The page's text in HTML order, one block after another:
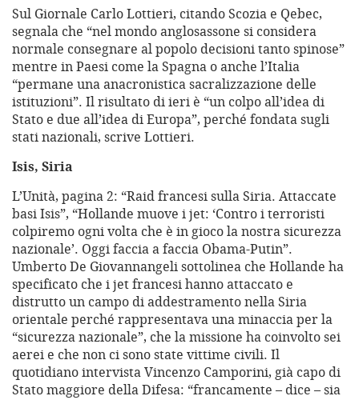
Sul Giornale Carlo Lottieri, citando Scozia e Qebec,
segnala che “nel mondo anglosassone si considera
normale consegnare al popolo decisioni tanto spinose”
mentre in Paesi come la Spagna o anche l’Italia
“permane una anacronistica sacralizzazione delle
istituzioni”. Il risultato di ieri è “un colpo all’idea di
Stato e due all’idea di Europa”, perché fondata sugli
stati nazionali, scrive Lottieri.
Isis, Siria
L’Unità, pagina 2: “Raid francesi sulla Siria. Attaccate
basi Isis”, “Hollande muove i jet: ‘Contro i terroristi
colpiremo ogni volta che è in gioco la nostra sicurezza
nazionale’. Oggi faccia a faccia Obama-Putin”.
Umberto De Giovannangeli sottolinea che Hollande ha
specificato che i jet francesi hanno attaccato e
distrutto un campo di addestramento nella Siria
orientale perché rappresentava una minaccia per la
“sicurezza nazionale”, che la missione ha coinvolto sei
aerei e che non ci sono state vittime civili. Il
quotidiano intervista Vincenzo Camporini, già capo di
Stato maggiore della Difesa: “francamente – dice – sia